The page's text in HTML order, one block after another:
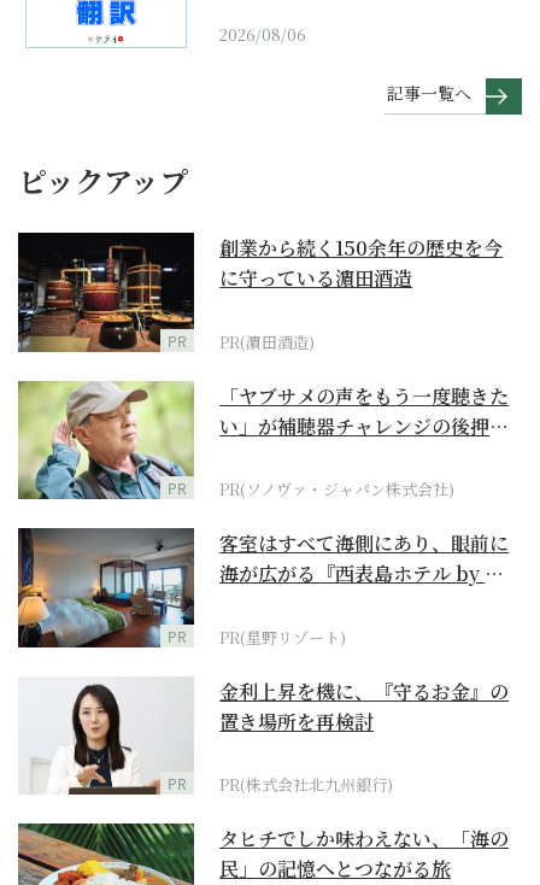
2026/08/06
記事一覧へ
ピックアップ
PR
創業から続く150余年の歴史を今
に守っている濵田酒造
PR(濵田酒造)
PR
「ヤブサメの声をもう一度聴きた
い」が補聴器チャレンジの後押し
PR(ソノヴァ・ジャパン株式会社)
PR
客室はすべて海側にあり、眼前に
海が広がる『西表島ホテル by 星
PR(星野リゾート)
PR
金利上昇を機に、『守るお金』の
置き場所を再検討
PR(株式会社北九州銀行)
タヒチでしか味わえない、「海の
民」の記憶へとつながる旅